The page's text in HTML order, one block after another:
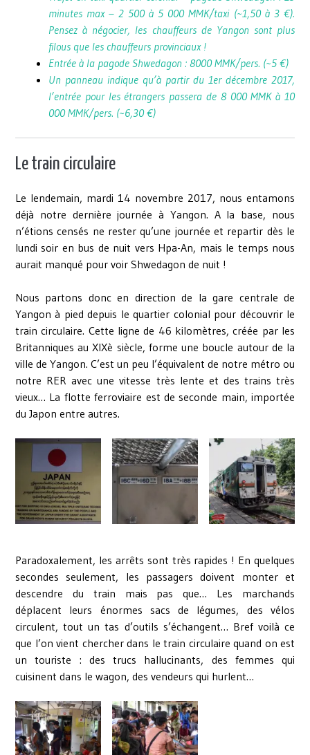
minutes max – 2 500 à 5 000 MMK/taxi (~1,50 à 3 €).
Pensez à négocier, les chauffeurs de Yangon sont plus
filous que les chauffeurs provinciaux !
Entrée à la pagode Shwedagon : 8000 MMK/pers. (~5 €)
Un panneau indique qu’à partir du 1er décembre 2017,
l’entrée pour les étrangers passera de 8 000 MMK à 10
000 MMK/pers. (~6,30 €)
Le train circulaire
Le lendemain, mardi 14 novembre 2017, nous entamons
déjà notre dernière journée à Yangon. A la base, nous
n’étions censés ne rester qu’une journée et repartir dès le
lundi soir en bus de nuit vers Hpa-An, mais le temps nous
aurait manqué pour voir Shwedagon de nuit !
Nous partons donc en direction de la gare centrale de
Yangon à pied depuis le quartier colonial pour découvrir le
train circulaire. Cette ligne de 46 kilomètres, créée par les
Britanniques au XIXè siècle, forme une boucle autour de la
ville de Yangon. C’est un peu l’équivalent de notre métro ou
notre RER avec une vitesse très lente et des trains très
vieux… La flotte ferroviaire est de seconde main, importée
du Japon entre autres.
Paradoxalement, les arrêts sont très rapides ! En quelques
secondes seulement, les passagers doivent monter et
descendre du train mais pas que… Les marchands
déplacent leurs énormes sacs de légumes, des vélos
circulent, tout un tas d’outils s’échangent… Bref voilà ce
que l’on vient chercher dans le train circulaire quand on est
un touriste : des trucs hallucinants, des femmes qui
cuisinent dans le wagon, des vendeurs qui hurlent…